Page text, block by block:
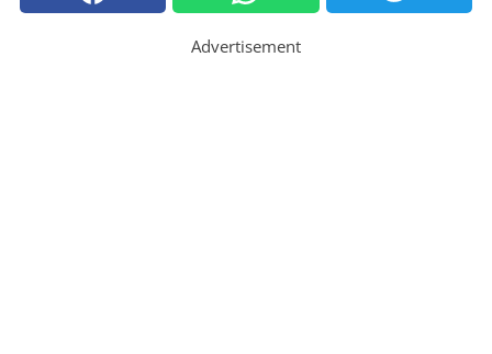
Advertisement